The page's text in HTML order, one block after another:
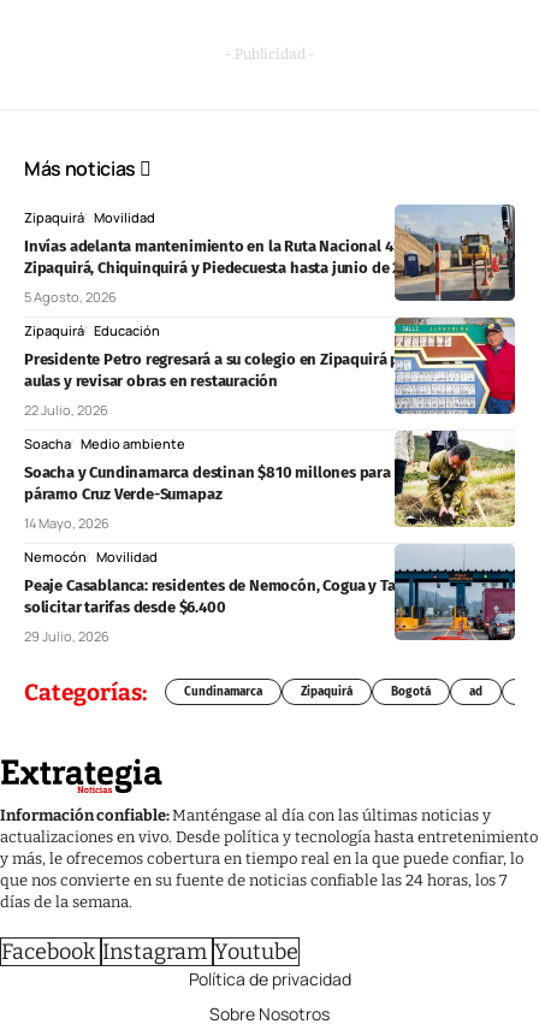
- Publicidad -
Más noticias
Zipaquirá Movilidad
Invías adelanta mantenimiento en la Ruta Nacional 45A entre
Zipaquirá, Chiquinquirá y Piedecuesta hasta junio de 2027
5 Agosto, 2026
Zipaquirá Educación
Presidente Petro regresará a su colegio en Zipaquirá para entregar
aulas y revisar obras en restauración
22 Julio, 2026
Soacha Medio ambiente
Soacha y Cundinamarca destinan $810 millones para proteger el
páramo Cruz Verde-Sumapaz
14 Mayo, 2026
Nemocón Movilidad
Peaje Casablanca: residentes de Nemocón, Cogua y Tausa podrán
solicitar tarifas desde $6.400
29 Julio, 2026
Categorías: Cundinamarca Zipaquirá Bogotá ad
Información confiable:Manténgase al día con las últimas noticias y
actualizaciones en vivo. Desde política y tecnología hasta entretenimiento
y más, le ofrecemos cobertura en tiempo real en la que puede confiar, lo
que nos convierte en su fuente de noticias confiable las 24 horas, los 7
días de la semana.
Facebook Instagram Youtube
Política de privacidad
Sobre Nosotros